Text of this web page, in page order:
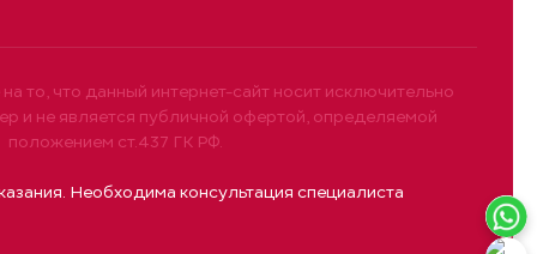
то, что данный интернет-сайт носит исключительно
и не является публичной офертой, определяемой
положением ст.437 ГК РФ.
Необходима консультация специалиста